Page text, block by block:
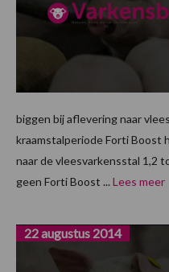
biggen bij aflevering naar
kraamstalperiode Forti Boost
naar de vleesvarkensstal 1,2
geen Forti Boost ... Lees meer
22 augustus 2014